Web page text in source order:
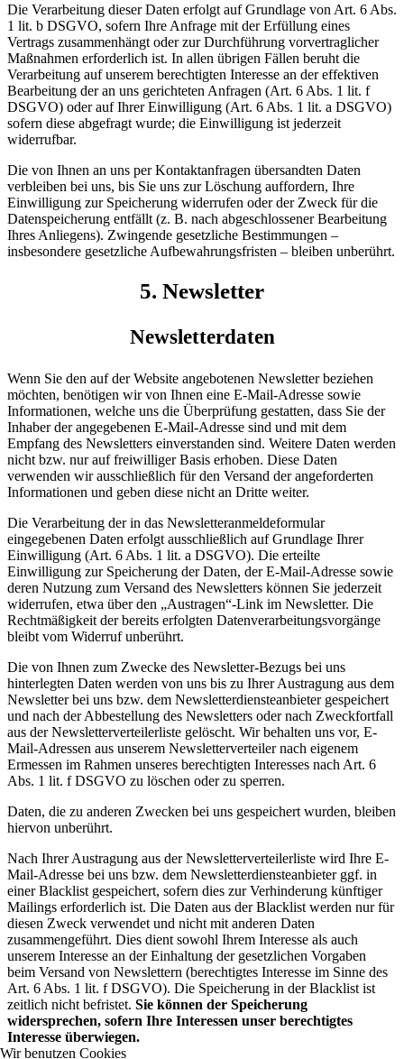
Die Verarbeitung dieser Daten erfolgt auf Grundlage von Art. 6 Abs.
1 lit. b DSGVO, sofern Ihre Anfrage mit der Erfüllung eines
Vertrags zusammenhängt oder zur Durchführung vorvertraglicher
Maßnahmen erforderlich ist. In allen übrigen Fällen beruht die
Verarbeitung auf unserem berechtigten Interesse an der effektiven
Bearbeitung der an uns gerichteten Anfragen (Art. 6 Abs. 1 lit. f
DSGVO) oder auf Ihrer Einwilligung (Art. 6 Abs. 1 lit. a DSGVO)
sofern diese abgefragt wurde; die Einwilligung ist jederzeit
widerrufbar.
Die von Ihnen an uns per Kontaktanfragen übersandten Daten
verbleiben bei uns, bis Sie uns zur Löschung auffordern, Ihre
Einwilligung zur Speicherung widerrufen oder der Zweck für die
Datenspeicherung entfällt (z. B. nach abgeschlossener Bearbeitung
Ihres Anliegens). Zwingende gesetzliche Bestimmungen –
insbesondere gesetzliche Aufbewahrungsfristen – bleiben unberührt.
5. Newsletter
Newsletter­daten
Wenn Sie den auf der Website angebotenen Newsletter beziehen
möchten, benötigen wir von Ihnen eine E-Mail-Adresse sowie
Informationen, welche uns die Überprüfung gestatten, dass Sie der
Inhaber der angegebenen E-Mail-Adresse sind und mit dem
Empfang des Newsletters einverstanden sind. Weitere Daten werden
nicht bzw. nur auf freiwilliger Basis erhoben. Diese Daten
verwenden wir ausschließlich für den Versand der angeforderten
Informationen und geben diese nicht an Dritte weiter.
Die Verarbeitung der in das Newsletteranmeldeformular
eingegebenen Daten erfolgt ausschließlich auf Grundlage Ihrer
Einwilligung (Art. 6 Abs. 1 lit. a DSGVO). Die erteilte
Einwilligung zur Speicherung der Daten, der E-Mail-Adresse sowie
deren Nutzung zum Versand des Newsletters können Sie jederzeit
widerrufen, etwa über den „Austragen“-Link im Newsletter. Die
Rechtmäßigkeit der bereits erfolgten Datenverarbeitungsvorgänge
bleibt vom Widerruf unberührt.
Die von Ihnen zum Zwecke des Newsletter-Bezugs bei uns
hinterlegten Daten werden von uns bis zu Ihrer Austragung aus dem
Newsletter bei uns bzw. dem Newsletterdiensteanbieter gespeichert
und nach der Abbestellung des Newsletters oder nach Zweckfortfall
aus der Newsletterverteilerliste gelöscht. Wir behalten uns vor, E-
Mail-Adressen aus unserem Newsletterverteiler nach eigenem
Ermessen im Rahmen unseres berechtigten Interesses nach Art. 6
Abs. 1 lit. f DSGVO zu löschen oder zu sperren.
Daten, die zu anderen Zwecken bei uns gespeichert wurden, bleiben
hiervon unberührt.
Nach Ihrer Austragung aus der Newsletterverteilerliste wird Ihre E-
Mail-Adresse bei uns bzw. dem Newsletterdiensteanbieter ggf. in
einer Blacklist gespeichert, sofern dies zur Verhinderung künftiger
Mailings erforderlich ist. Die Daten aus der Blacklist werden nur für
diesen Zweck verwendet und nicht mit anderen Daten
zusammengeführt. Dies dient sowohl Ihrem Interesse als auch
unserem Interesse an der Einhaltung der gesetzlichen Vorgaben
beim Versand von Newslettern (berechtigtes Interesse im Sinne des
Art. 6 Abs. 1 lit. f DSGVO). Die Speicherung in der Blacklist ist
zeitlich nicht befristet. Sie können der Speicherung
widersprechen, sofern Ihre Interessen unser berechtigtes
Interesse überwiegen.
Wir benutzen Cookies